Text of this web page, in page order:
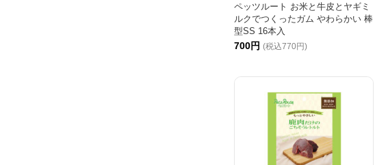
ペッツルート お米と牛皮とヤギミ
ルクでつくったガム やわらかい 棒
型SS 16本入
700円 (税込770円)